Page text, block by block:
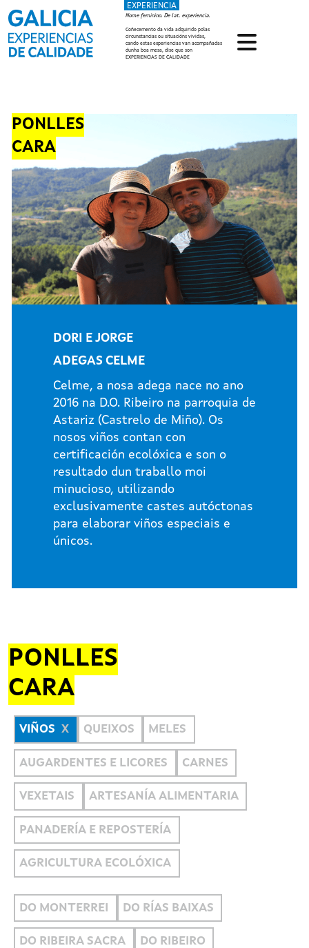
Ir o contido principal
EXPERIENCIA
Nome feminino. De lat. experiencia.
Coñecemento da vida adquirido polas
circunstancias ou situacións vividas,
cando estas experiencias van acompañadas
dunha boa mesa, dise que son
EXPERIENCIAS DE CALIDADE
PONLLES
CARA
DORI E JORGE
ADEGAS CELME
Celme, a nosa adega nace no ano
2016 na D.O. Ribeiro na parroquia de
Astariz (Castrelo de Miño). Os
nosos viños contan con
certificación ecolóxica e son o
resultado dun traballo moi
minucioso, utilizando
exclusivamente castes autóctonas
para elaborar viños especiais e
únicos.
PONLLES
CARA
VIÑOS QUEIXOS MELES
AUGARDENTES E LICORES CARNES
VEXETAIS ARTESANÍA ALIMENTARIA
PANADERÍA E REPOSTERÍA
AGRICULTURA ECOLÓXICA
DO MONTERREI DO RÍAS BAIXAS
DO RIBEIRA SACRA DO RIBEIRO